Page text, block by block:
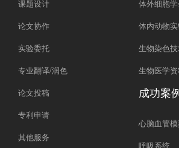
课题设计
论文协作
实验委托
专业翻译/润色
论文投稿
专利申请
其他服务
体外细胞
体内动物
生物染色
生物医学
成功案
心脑血管
呼吸系统